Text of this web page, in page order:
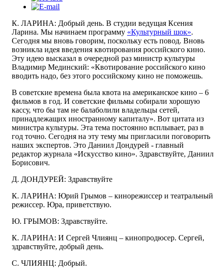
К. ЛАРИНА: Добрый день. В студии ведущая Ксения
Ларина. Мы начинаем программу «Культурный шок».
Сегодня мы вновь говорим, поскольку есть повод. Вновь
возникла идея введения квотирования российского кино.
Эту идею высказал в очередной раз министр культуры
Владимир Мединский: «Квотирование российского кино
вводить надо, без этого российскому кино не поможешь.
В советские времена была квота на американское кино – 6
фильмов в год. И советские фильмы собирали хорошую
кассу, что бы там не балаболили владельцы сетей,
принадлежащих иностранному капиталу». Вот цитата из
министра культуры. Эта тема постоянно всплывает, раз в
год точно. Сегодня на эту тему мы пригласили поговорить
наших экспертов. Это Даниил Дондурей - главный
редактор журнала «Искусство кино». Здравствуйте, Даниил
Борисович.
Д. ДОНДУРЕЙ: Здравствуйте
К. ЛАРИНА: Юрий Грымов – кинорежиссер и театральный
режиссер. Юра, приветствую.
Ю. ГРЫМОВ: Здравствуйте.
К. ЛАРИНА: И Сергей Члиянц – кинопродюсер. Сергей,
здравствуйте, добрый день.
С. ЧЛИЯНЦ: Добрый.